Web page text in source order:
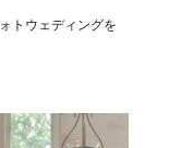
トウェディングを